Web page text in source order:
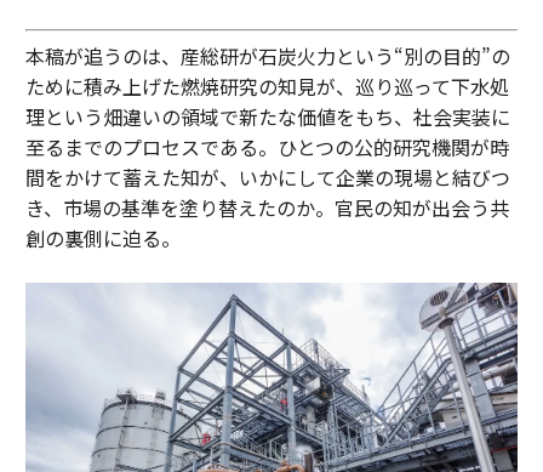
本稿が追うのは、産総研が石炭火力という“別の目的”の
ために積み上げた燃焼研究の知見が、巡り巡って下水処
理という畑違いの領域で新たな価値をもち、社会実装に
至るまでのプロセスである。ひとつの公的研究機関が時
間をかけて蓄えた知が、いかにして企業の現場と結びつ
き、市場の基準を塗り替えたのか。官民の知が出会う共
創の裏側に迫る。